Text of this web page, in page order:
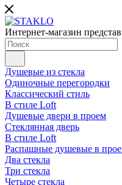
Интернет-магазин
Душевые из стекла
Одиночные перегородки
Классический стиль
В стиле Loft
Душевые двери в проем
Стеклянная дверь
В стиле Loft
Распашные душевые в
Два стекла
Три стекла
Четыре стекла